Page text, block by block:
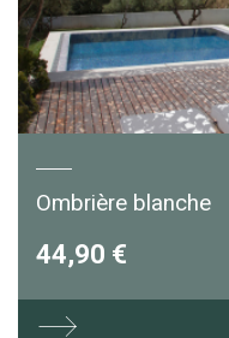
Ombrière blanche
44,90 €